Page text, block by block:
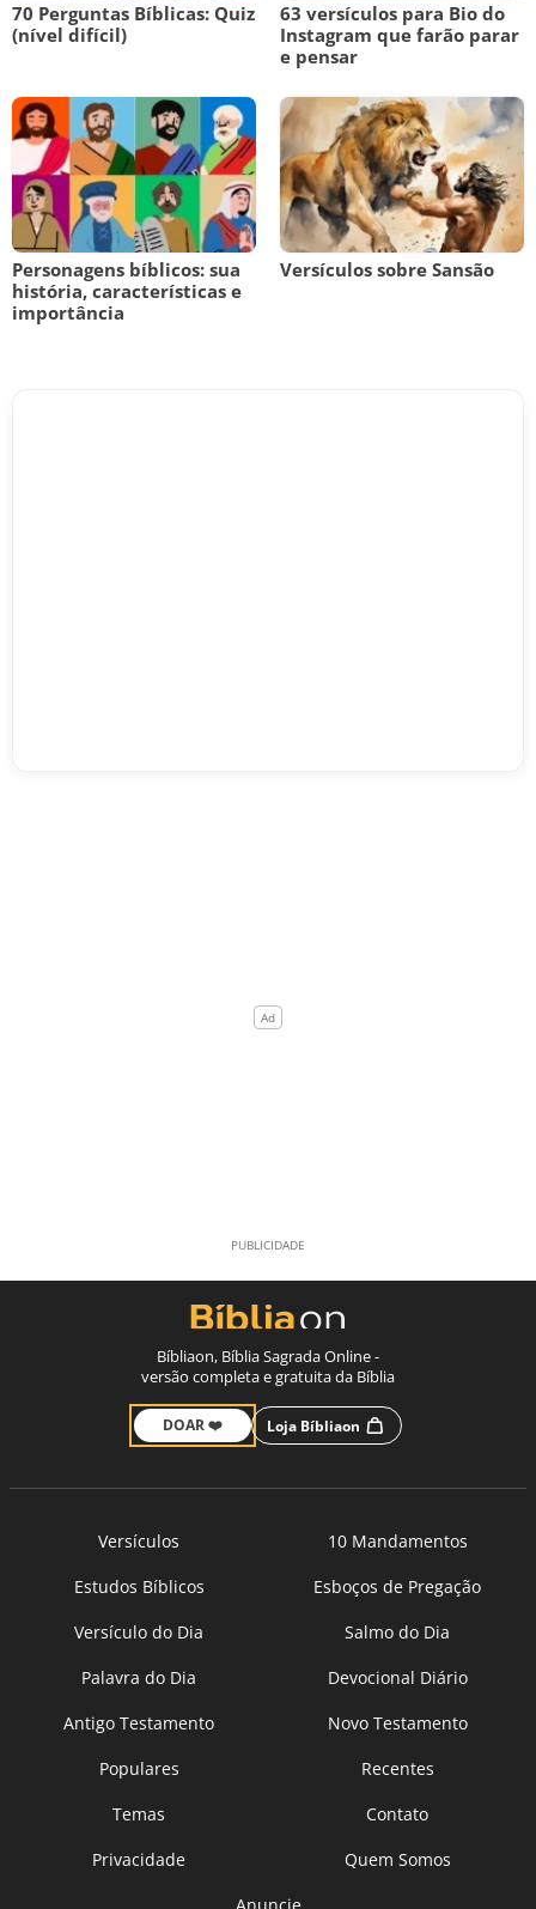
70 Perguntas Bíblicas: Quiz
(nível difícil)
63 versículos para Bio do
Instagram que farão parar
e pensar
Personagens bíblicos: sua
história, características e
importância
Versículos sobre Sansão
Bíbliaon, Bíblia Sagrada Online -
versão completa e gratuita da Bíblia
DOAR ❤️ Loja Bíbliaon
Versículos
10 Mandamentos
Estudos Bíblicos
Esboços de Pregação
Versículo do Dia
Salmo do Dia
Palavra do Dia
Devocional Diário
Antigo Testamento
Novo Testamento
Populares
Recentes
Temas
Contato
Privacidade
Quem Somos